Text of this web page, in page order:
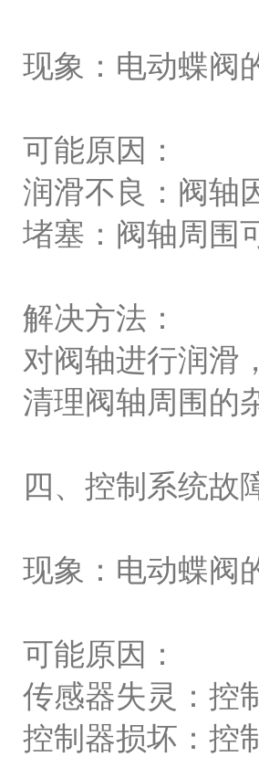
现象：电动蝶阀
可能原因：
润滑不良：阀轴
堵塞：阀轴周围
解决方法：
对阀轴进行润滑
清理阀轴周围的
四、控制系统故
现象：电动蝶阀
可能原因：
传感器失灵：控
控制器损坏：控